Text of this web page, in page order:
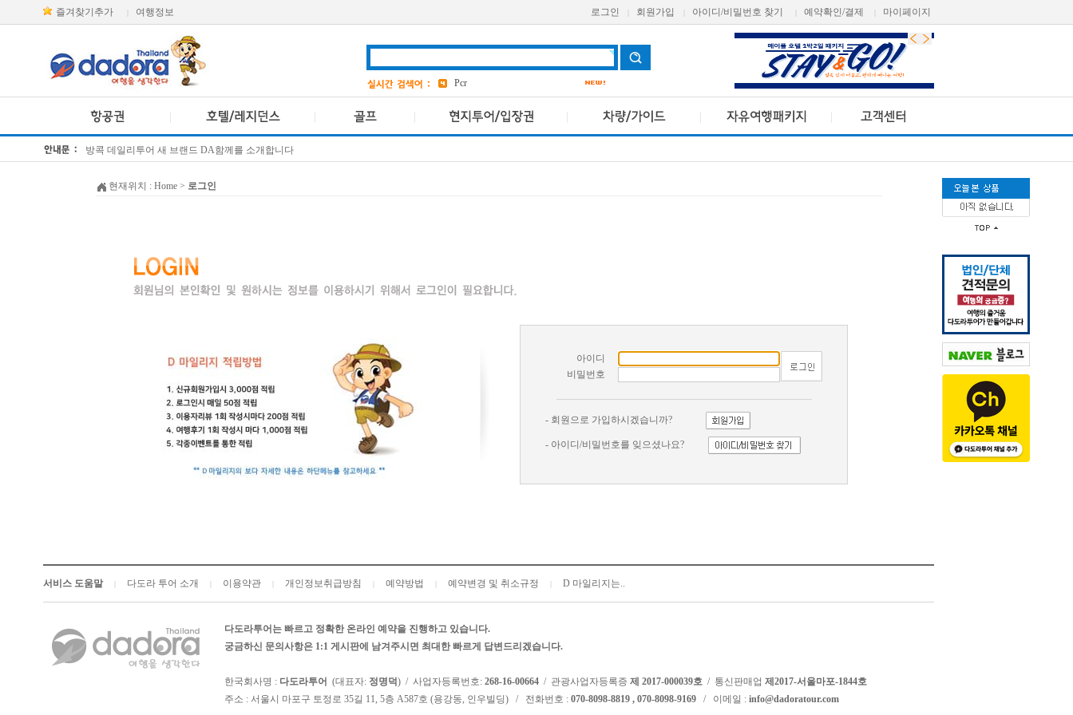
즐겨찾기추가 여행정보 로그인 회원가입 아이디/비밀번호 찾기 예약확인/결제
마이페이지
grand
2
a one
bangkok
4
Pcr
앳 마인드
AETAS
방콕 데일리투어 새 브랜드 DA함께를 소개합니다
현재위치 : Home> 로그인
아이디
비밀번호
- 회원으로 가입하시겠습니까?
- 아이디/비밀번호를 잊으셨나요?
서비스 도움말 다도라 투어 소개 이용약관 개인정보취급방침 예약방법 예약변경 및 취소규정 D 마일리지는..
다도라투어는 빠르고 정확한 온라인 예약을 진행하고 있습니다.
궁금하신 문의사항은 1:1 게시판에 남겨주시면 최대한 빠르게 답변드리겠습니다.
한국회사명 : 다도라투어 (대표자: 정명덕) / 사업자등록번호: 268-16-00664 / 관광사업자등록증 제 2017-000039호 / 통신판매업 제2017-서울마포-1844호
주소 : 서울시 마포구 토정로 35길 11, 5층 A587호 (용강동, 인우빌딩) / 전화번호 : 070-8098-8819 , 070-8098-9169 / 이메일 : info@dadoratour.com